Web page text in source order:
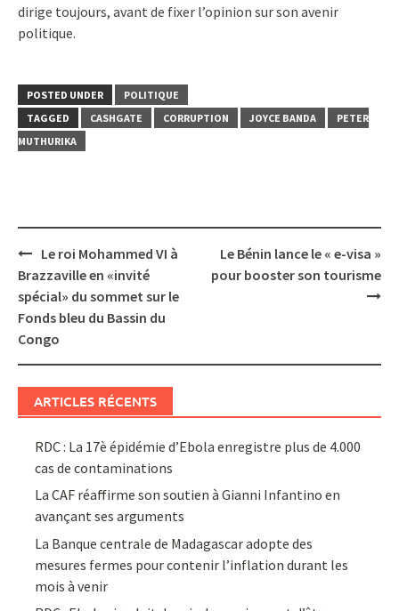
dirige toujours, avant de fixer l’opinion sur son avenir
politique.
POSTED UNDER
POLITIQUE
TAGGED
CASHGATE CORRUPTION JOYCE BANDA
PETER
MUTHURIKA
Post
navigation
Le roi Mohammed VI à
Brazzaville en «invité
spécial» du sommet sur le
Fonds bleu du Bassin du
Congo
Le Bénin lance le « e-visa »
pour booster son tourisme
ARTICLES RÉCENTS
RDC : La 17è épidémie d’Ebola enregistre plus de 4.000
cas de contaminations
La CAF réaffirme son soutien à Gianni Infantino en
avançant ses arguments
La Banque centrale de Madagascar adopte des
mesures fermes pour contenir l’inflation durant les
mois à venir